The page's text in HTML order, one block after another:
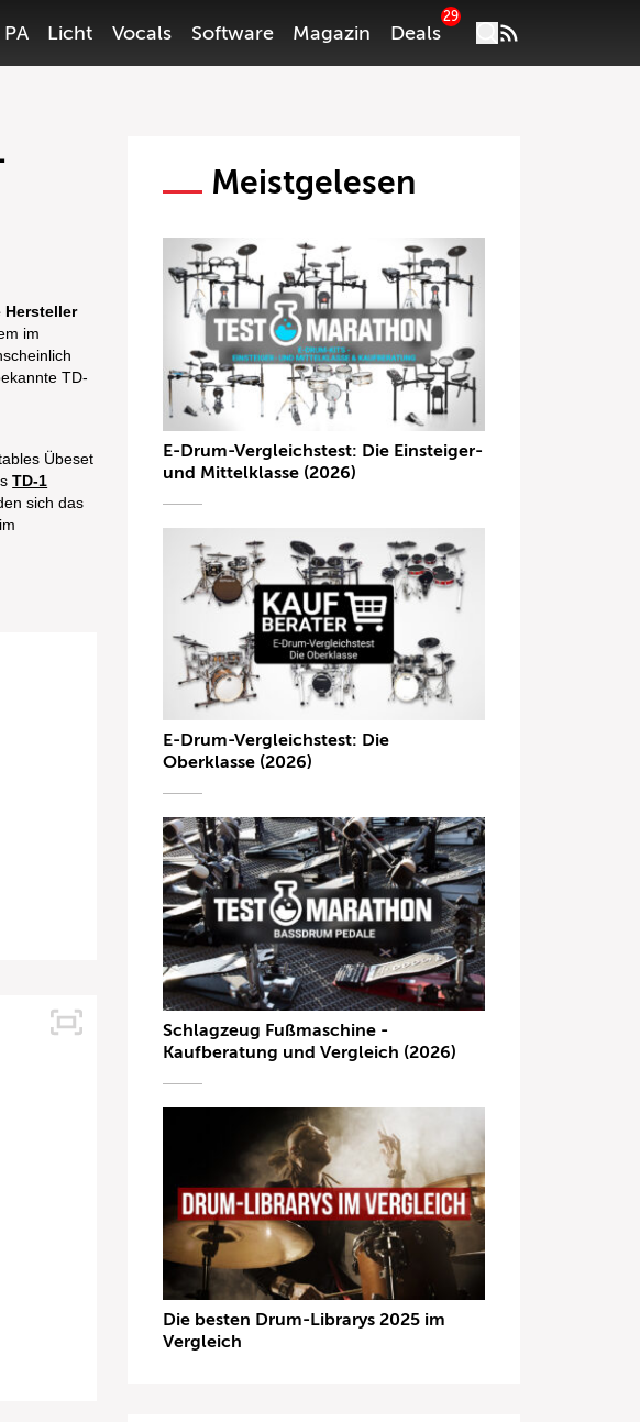
PA Licht Vocals Software Magazin Deals
29
Hersteller
im
TD-
Übeset
TD-1
sich das
Meistgelesen
E-Drum-Vergleichstest: Die Einsteiger-
und Mittelklasse (2026)
E-Drum-Vergleichstest: Die
Oberklasse (2026)
Schlagzeug Fußmaschine -
Kaufberatung und Vergleich (2026)
Die besten Drum-Librarys 2025 im
Vergleich